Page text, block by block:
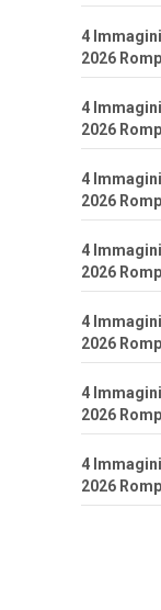
4
2026
4
2026
4
2026
4
2026
4
2026
4
2026
4
2026